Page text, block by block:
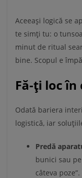
Aceeași logică se
te simți tu: o
minut de ritual
bine. Scopul e
Fă-ți loc
Odată bariera
logistică, iar
Predă
bunici sau
câteva